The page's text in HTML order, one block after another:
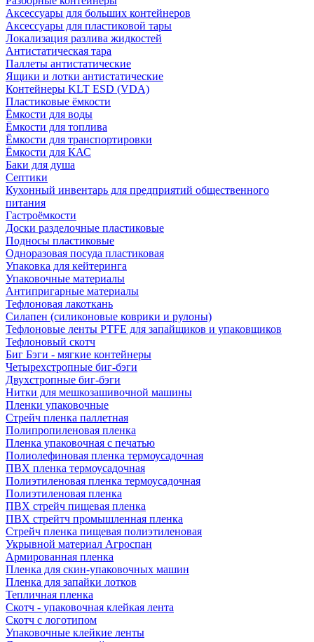
Аксессуары для больших контейнеров
Аксессуары для пластиковой тары
Локализация разлива жидкостей
Антистатическая тара
Паллеты антистатические
Ящики и лотки антистатические
Контейнеры KLT ESD (VDA)
Пластиковые ёмкости
Ёмкости для воды
Ёмкости для топлива
Ёмкости для транспортировки
Ёмкости для КАС
Баки для душа
Септики
Кухонный инвентарь для предприятий общественного
питания
Гастроёмкости
Доски разделочные пластиковые
Подносы пластиковые
Одноразовая посуда пластиковая
Упаковка для кейтеринга
Упаковочные материалы
Антипригарные материалы
Тефлоновая лакоткань
Силапен (силиконовые коврики и рулоны)
Тефлоновые ленты PTFE для запайщиков и упаковщиков
Тефлоновый скотч
Биг Бэги - мягкие контейнеры
Четырехстропные биг-бэги
Двухстропные биг-бэги
Нитки для мешкозашивочной машины
Пленки упаковочные
Стрейч пленка паллетная
Полипропиленовая пленка
Пленка упаковочная с печатью
Полиолефиновая пленка термоусадочная
ПВХ пленка термоусадочная
Полиэтиленовая пленка термоусадочная
Полиэтиленовая пленка
ПВХ стрейч пищевая пленка
ПВХ стрейтч промышленная пленка
Стрейч пленка пищевая полиэтиленовая
Укрывной материал Агроспан
Армированная пленка
Пленка для скин-упаковочных машин
Пленка для запайки лотков
Тепличная пленка
Скотч - упаковочная клейкая лента
Скотч с логотипом
Упаковочные клейкие ленты